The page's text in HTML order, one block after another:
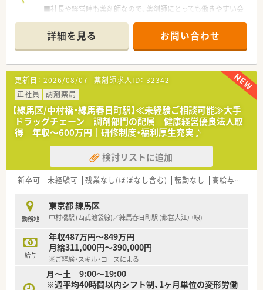
■社長や経営陣も薬剤師なので、薬剤師にとっても働きやすい会
◆通勤は蒲田駅直結、雨にぬれずに安心・快適です♪
～こんな方におススメです～
※ご主人の転勤が不定期で長期働くことはできないが、
パートや派遣ではなく、しっかりとした雇用形態でお仕事したい
方。
※引越しや留学・出産など今後の予定が決まっており、有期でお
仕事したい、
でも派遣社員のように勤務先は変わりたくない、という方。
※パート勤務では収入に不安があるが、正社員となると責任や負
担が重いかも…という方
詳細を見る お問い合わせ
更新日： 2026/08/07 薬剤師求人ID： 32342
正社員
調剤薬局
【練馬区/中村橋・練馬春日町駅】≪未経験ご相談可能≫大手
ドラッグチェーン 調剤部門の配属 健康経営優良法人取
得│年収～600万円｜研修制度・福利厚生充実♪
検討リストに追加
新卒可 未経験可 残業なし(ほぼなし含む) 転勤なし 高給与(600万円以上)
勤務地
東京都 練馬区
中村橋駅 (西武池袋線)／練馬春日町駅 (都営大江戸線)
給与
年収487万円～849万円
月給311,000円～390,000円
※ご経験・スキル・コースによる
月～土 9:00～19:00
※週平均40時間以内シフト制、1ヶ月単位の変形労働